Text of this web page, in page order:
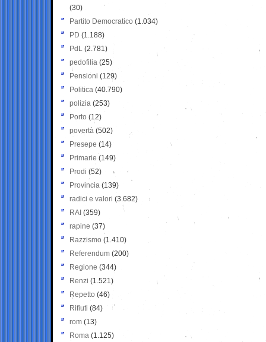
(30)
Partito Democratico (1.034)
PD (1.188)
PdL (2.781)
pedofilia (25)
Pensioni (129)
Politica (40.790)
polizia (253)
Porto (12)
povertà (502)
Presepe (14)
Primarie (149)
Prodi (52)
Provincia (139)
radici e valori (3.682)
RAI (359)
rapine (37)
Razzismo (1.410)
Referendum (200)
Regione (344)
Renzi (1.521)
Repetto (46)
Rifiuti (84)
rom (13)
Roma (1.125)